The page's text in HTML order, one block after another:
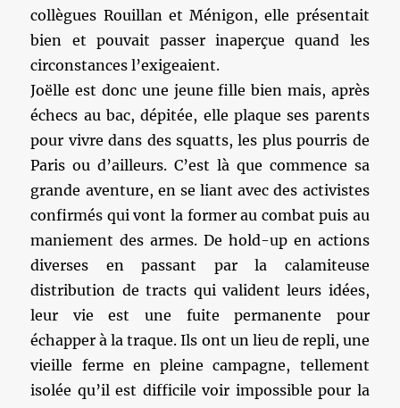
collègues Rouillan et Ménigon, elle présentait
bien et pouvait passer inaperçue quand les
circonstances l’exigeaient.
Joëlle est donc une jeune fille bien mais, après
échecs au bac, dépitée, elle plaque ses parents
pour vivre dans des squatts, les plus pourris de
Paris ou d’ailleurs. C’est là que commence sa
grande aventure, en se liant avec des activistes
confirmés qui vont la former au combat puis au
maniement des armes. De hold-up en actions
diverses en passant par la calamiteuse
distribution de tracts qui valident leurs idées,
leur vie est une fuite permanente pour
échapper à la traque. Ils ont un lieu de repli, une
vieille ferme en pleine campagne, tellement
isolée qu’il est difficile voir impossible pour la